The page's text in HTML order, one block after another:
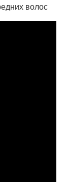
волос